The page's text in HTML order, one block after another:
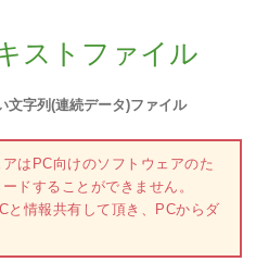
ストファイル
文字列(連続データ)ファイル
はPC向けのソフトウェアのた
ドすることができません。
と情報共有して頂き、PCからダ